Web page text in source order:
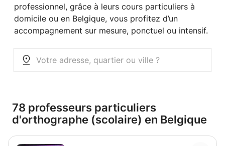
professionnel, grâce à leurs cours particuliers à
domicile ou en Belgique, vous profitez d’un
accompagnement sur mesure, ponctuel ou intensif.
78 professeurs particuliers
d'orthographe (scolaire) en Belgique